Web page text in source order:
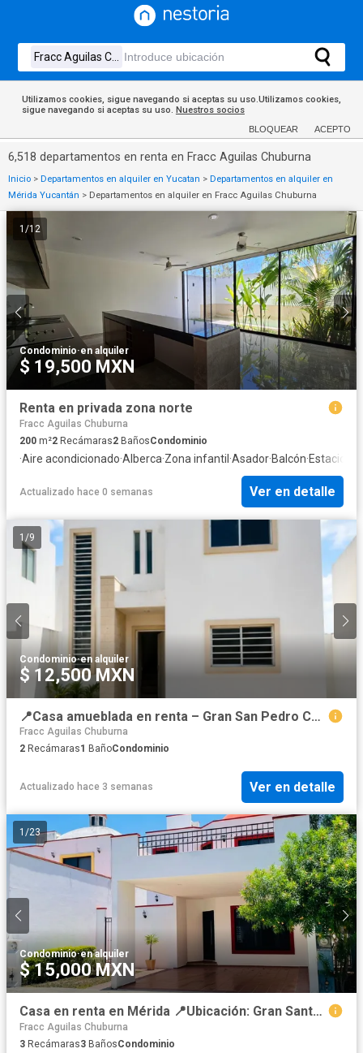
Utilizamos cookies, sigue navegando si aceptas su uso.Utilizamos cookies,
sigue navegando si aceptas su uso. Nuestros socios
BLOQUEAR ACEPTO
6,518 departamentos en renta en Fracc Aguilas Chuburna
Inicio > Departamentos en alquiler en Yucatan > Departamentos en alquiler en
Mérida Yucantán > Departamentos en alquiler en Fracc Aguilas Chuburna
1 /12
Condominio·en alquiler
$ 19,500 MXN
Renta en privada zona norte
Fracc Aguilas Chuburna
200 m²2 Recámaras2 BañosCondominio
·Aire acondicionado·Alberca·Zona infantil ·Asador·Balcón·
Actualizado hace 0 semanas Ver en detalle
1 /9
Condominio·en alquiler
$ 12,500 MXN
📍Casa amueblada en renta – Gran San Pedro Cholul Mérida, Yucatán
Fracc Aguilas Chuburna
2 Recámaras1 BañoCondominio
Actualizado hace 3 semanas Ver en detalle
1 /23
Condominio·en alquiler
$ 15,000 MXN
Casa en renta en Mérida 📍Ubicación: Gran Santa Fe. Ciudad Caucel
Fracc Aguilas Chuburna
3 Recámaras3 BañosCondominio